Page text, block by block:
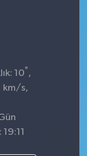
10° ,
km/s,